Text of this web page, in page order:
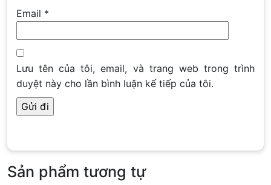
Email *
Lưu tên của tôi, email, và trang web trong trình
duyệt này cho lần bình luận kế tiếp của tôi.
Sản phẩm tương tự